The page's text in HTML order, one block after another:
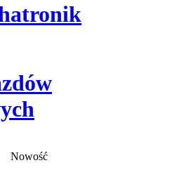
Nowość